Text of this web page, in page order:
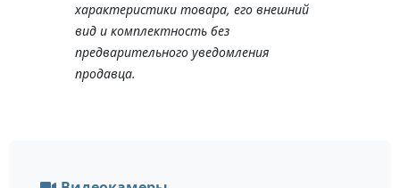
характеристики товара, его внешний
вид и комплектность без
предварительного уведомления
продавца.